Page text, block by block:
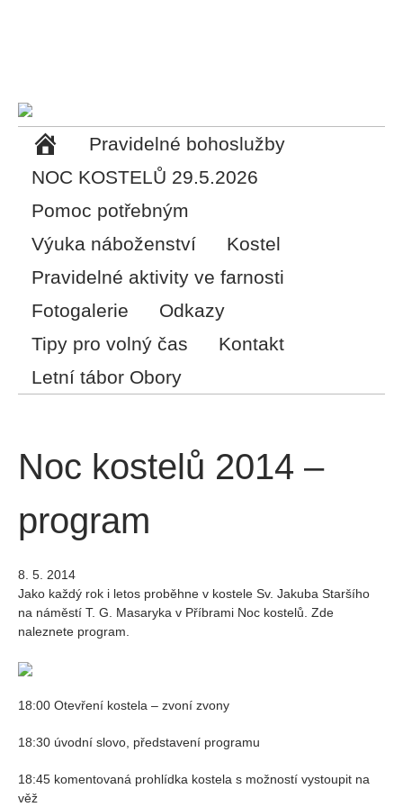
Pravidelné bohoslužby
NOC KOSTELŮ 29.5.2026
Pomoc potřebným
Výuka náboženství
Kostel
Pravidelné aktivity ve farnosti
Fotogalerie
Odkazy
Tipy pro volný čas
Kontakt
Letní tábor Obory
Noc kostelů 2014 –
program
8. 5. 2014
Jako každý rok i letos proběhne v kostele Sv. Jakuba Staršího
na náměstí T. G. Masaryka v Příbrami Noc kostelů. Zde
naleznete program.
18:00 Otevření kostela – zvoní zvony
18:30 úvodní slovo, představení programu
18:45 komentovaná prohlídka kostela s možností vystoupit na
věž